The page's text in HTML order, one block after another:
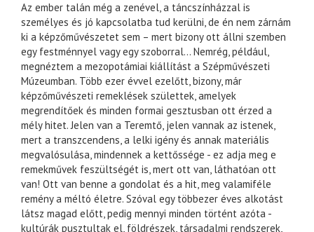
Az ember talán még a zenével, a táncszínházzal is
személyes és jó kapcsolatba tud kerülni, de én nem zárnám
ki a képzőművészetet sem – mert bizony ott állni szemben
egy festménnyel vagy egy szoborral… Nemrég, például,
megnéztem a mezopotámiai kiállítást a Szépművészeti
Múzeumban. Több ezer évvel ezelőtt, bizony, már
képzőművészeti remeklések születtek, amelyek
megrendítőek és minden formai gesztusban ott érzed a
mély hitet. Jelen van a Teremtő, jelen vannak az istenek,
mert a transzcendens, a lelki igény és annak materiális
megvalósulása, mindennek a kettőssége - ez adja meg e
remekművek feszültségét is, mert ott van, láthatóan ott
van! Ott van benne a gondolat és a hit, meg valamiféle
remény a méltó életre. Szóval egy többezer éves alkotást
látsz magad előtt, pedig mennyi minden történt azóta -
kultúrák pusztultak el, földrészek, társadalmi rendszerek,